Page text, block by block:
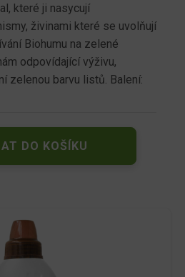
které ji nasycují
živinami které se uvolňují
Biohumu na zelené
odpovídající výživu,
zelenou barvu listů. Balení:
DO KOŠÍKU